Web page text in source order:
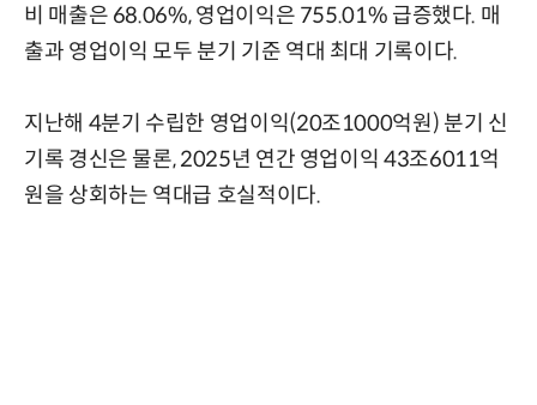
비 매출은 68.06%, 영업이익은 755.01% 급증했다. 매
출과 영업이익 모두 분기 기준 역대 최대 기록이다.
지난해 4분기 수립한 영업이익(20조1000억원) 분기 신
기록 경신은 물론, 2025년 연간 영업이익 43조6011억
원을 상회하는 역대급 호실적이다.